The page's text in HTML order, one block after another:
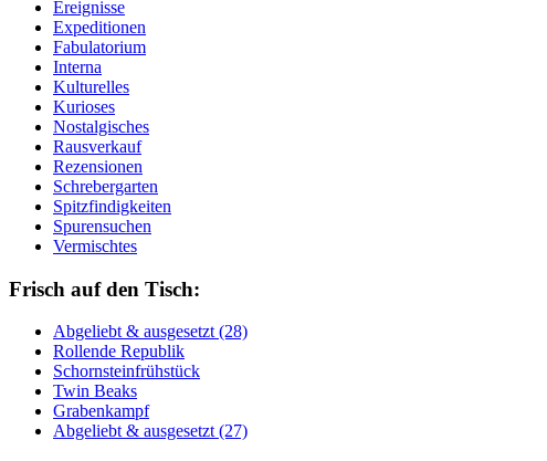
Ereignisse
Expeditionen
Fabulatorium
Interna
Kulturelles
Kurioses
Nostalgisches
Rausverkauf
Rezensionen
Schrebergarten
Spitzfindigkeiten
Spurensuchen
Vermischtes
Frisch auf den Tisch:
Ab­ge­liebt & aus­ge­setzt (28)
Rol­len­de Re­pu­blik
Schorn­stein­früh­stück
Twin Beaks
Gra­ben­kampf
Ab­ge­liebt & aus­ge­setzt (27)